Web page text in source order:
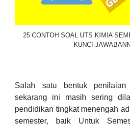
25 CONTOH SOAL UTS KIMIA
KUNCI
Salah satu bentuk penilaian
sekarang ini masih sering
pendidikan tingkat menengah
semester, baik Untuk